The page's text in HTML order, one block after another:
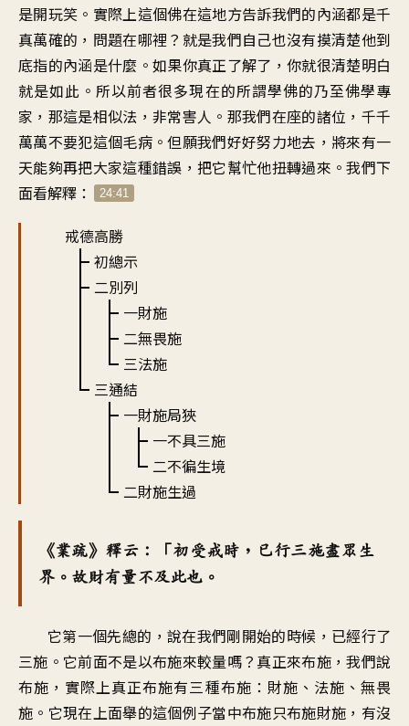
是開玩笑。實際上這個佛在這地方告訴我們的內涵都是千
真萬確的，問題在哪裡？就是我們自己也沒有摸清楚他到
底指的內涵是什麼。如果你真正了解了，你就很清楚明白
就是如此。所以前者很多現在的所謂學佛的乃至佛學專
家，那這是相似法，非常害人。那我們在座的諸位，千千
萬萬不要犯這個毛病。但願我們好好努力地去，將來有一
天能夠再把大家這種錯誤，把它幫忙他扭轉過來。我們下
面看解釋：
24:41
戒德高勝
初總示
二別列
一財施
二無畏施
三法施
三通結
一財施局狹
一不具三施
二不徧生境
二財施生過
《業疏》釋云：「初受戒時，已行三施盡眾生
界。故財有量不及此也。
它第一個先總的，說在我們剛開始的時候，已經行了
三施。它前面不是以布施來較量嗎？真正來布施，我們說
布施，實際上真正布施有三種布施：財施、法施、無畏
施。它現在上面舉的這個例子當中布施只布施財施，有沒